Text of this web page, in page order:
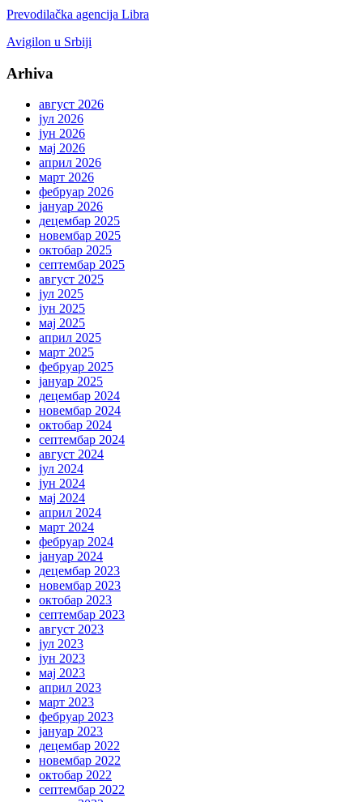
Prevodilačka agencija Libra
Avigilon u Srbiji
Arhiva
август 2026
јул 2026
јун 2026
мај 2026
април 2026
март 2026
фебруар 2026
јануар 2026
децембар 2025
новембар 2025
октобар 2025
септембар 2025
август 2025
јул 2025
јун 2025
мај 2025
април 2025
март 2025
фебруар 2025
јануар 2025
децембар 2024
новембар 2024
октобар 2024
септембар 2024
август 2024
јул 2024
јун 2024
мај 2024
април 2024
март 2024
фебруар 2024
јануар 2024
децембар 2023
новембар 2023
октобар 2023
септембар 2023
август 2023
јул 2023
јун 2023
мај 2023
април 2023
март 2023
фебруар 2023
јануар 2023
децембар 2022
новембар 2022
октобар 2022
септембар 2022